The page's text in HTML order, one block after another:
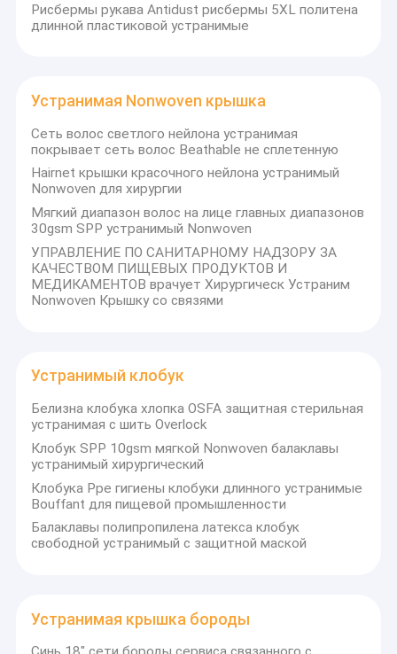
Дом
Продукты
Видео
О нас
Путешествие фабрики
Новости
Случаи
Устранимый защитный Coverall
Устранимый лицевой щиток гермошлема
Рисбермы рукава Antidust рисбермы 5XL политена
длинной пластиковой устранимые
Устранимая Nonwoven крышка
Сеть волос светлого нейлона устранимая
покрывает сеть волос Beathable не сплетенную
Hairnet крышки красочного нейлона устранимый
Nonwoven для хирургии
Мягкий диапазон волос на лице главных диапазонов
30gsm SPP устранимый Nonwoven
УПРАВЛЕНИЕ ПО САНИТАРНОМУ НАДЗОРУ ЗА
КАЧЕСТВОМ ПИЩЕВЫХ ПРОДУКТОВ И
МЕДИКАМЕНТОВ врачует Хирургическ Устраним
Nonwoven Крышку со связями
Устранимый клобук
Белизна клобука хлопка OSFA защитная стерильная
устранимая с шить Overlock
Клобук SPP 10gsm мягкой Nonwoven балаклавы
устранимый хирургический
Клобука Ppe гигиены клобуки длинного устранимые
Bouffant для пищевой промышленности
Балаклавы полипропилена латекса клобук
свободной устранимый с защитной маской
Устранимая крышка бороды
Wuhan Bestar Industry Co., Ltd является
очень активной компанией, занимающейся
производством и экспортом одноразовых
защитных нетканых и пластиковых изделий
в соответствии с системой качества ISO9001-
2008.Наш ассортимент продукции является
как обширным, так и
легко поставлять индивидуальные
требованиям.Наши различные нетканые и
пластиковые продукты обеспечивают
широкий спектр применения с вами в
промышленности, пищевая
промышленность, больничные и
медицинские учреждения, сельское
хозяйство, бытовые, салоны красоты,
продукты, такие как комбинезоны,
лабораторные пальто, хирургические